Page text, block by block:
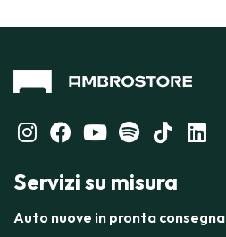
Servizi su misura
Auto nuove in pronta consegna